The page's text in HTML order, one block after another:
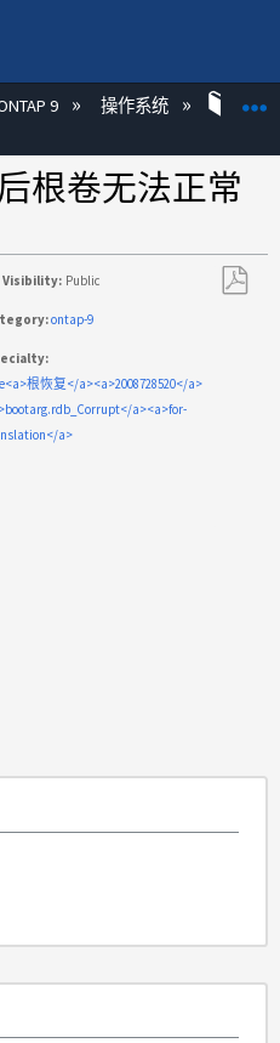
9 操作系统
根卷无法正常
Visibility: Public
ontap-9
根恢复</a><a>2008728520</a>
a><a>for-
a>